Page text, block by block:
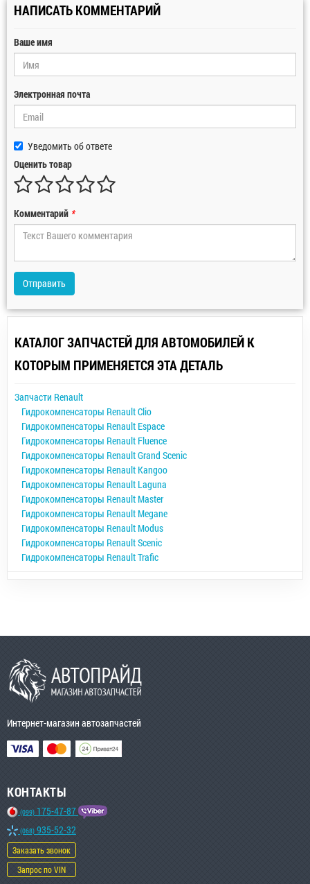
НАПИСАТЬ КОММЕНТАРИЙ
Ваше имя
Электронная почта
Уведомить об ответе
Оценить товар
Комментарий *
Отправить
КАТАЛОГ ЗАПЧАСТЕЙ ДЛЯ АВТОМОБИЛЕЙ К
КОТОРЫМ ПРИМЕНЯЕТСЯ ЭТА ДЕТАЛЬ
Запчасти Renault
Гидрокомпенсаторы Renault Clio
Гидрокомпенсаторы Renault Espace
Гидрокомпенсаторы Renault Fluence
Гидрокомпенсаторы Renault Grand Scenic
Гидрокомпенсаторы Renault Kangoo
Гидрокомпенсаторы Renault Laguna
Гидрокомпенсаторы Renault Master
Гидрокомпенсаторы Renault Megane
Гидрокомпенсаторы Renault Modus
Гидрокомпенсаторы Renault Scenic
Гидрокомпенсаторы Renault Trafic
Интернет-магазин автозапчастей
КОНТАКТЫ
(099) 175-47-87
(068) 935-52-32
Заказать звонок
Запрос по VIN